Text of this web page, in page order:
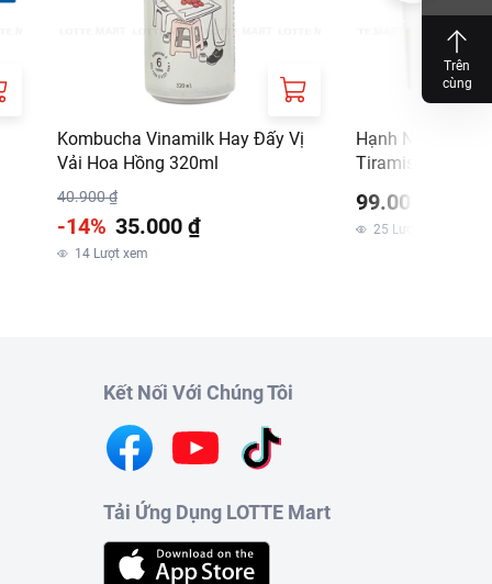
Kombucha Vinamilk Hay Đấy Vị
Vải Hoa Hồng 320ml
40.900 ₫
-14% 35.000 ₫
14 Lượt xem
Hạnh Nhân
Tiramisu 180G
99.000 ₫
25 Lượt xem
Kết Nối Với Chúng Tôi
Tải Ứng Dụng LOTTE Mart
Trên
cùng